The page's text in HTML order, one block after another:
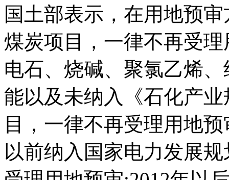
国土部表示，在用地预
煤炭项目，一律不再受
电石、烧碱、聚氯乙烯
能以及未纳入《石化产
目，一律不再受理用地
以前纳入国家电力发展